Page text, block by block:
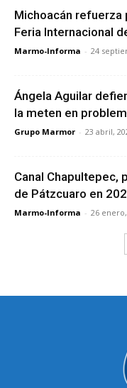
Michoacán refuerza
Feria Internacional
Marmo-Informa - 24
Ángela Aguilar
la meten en
Grupo Marmor - 23 abril,
Canal Chapultepec,
de Pátzcuaro en
Marmo-Informa - 26